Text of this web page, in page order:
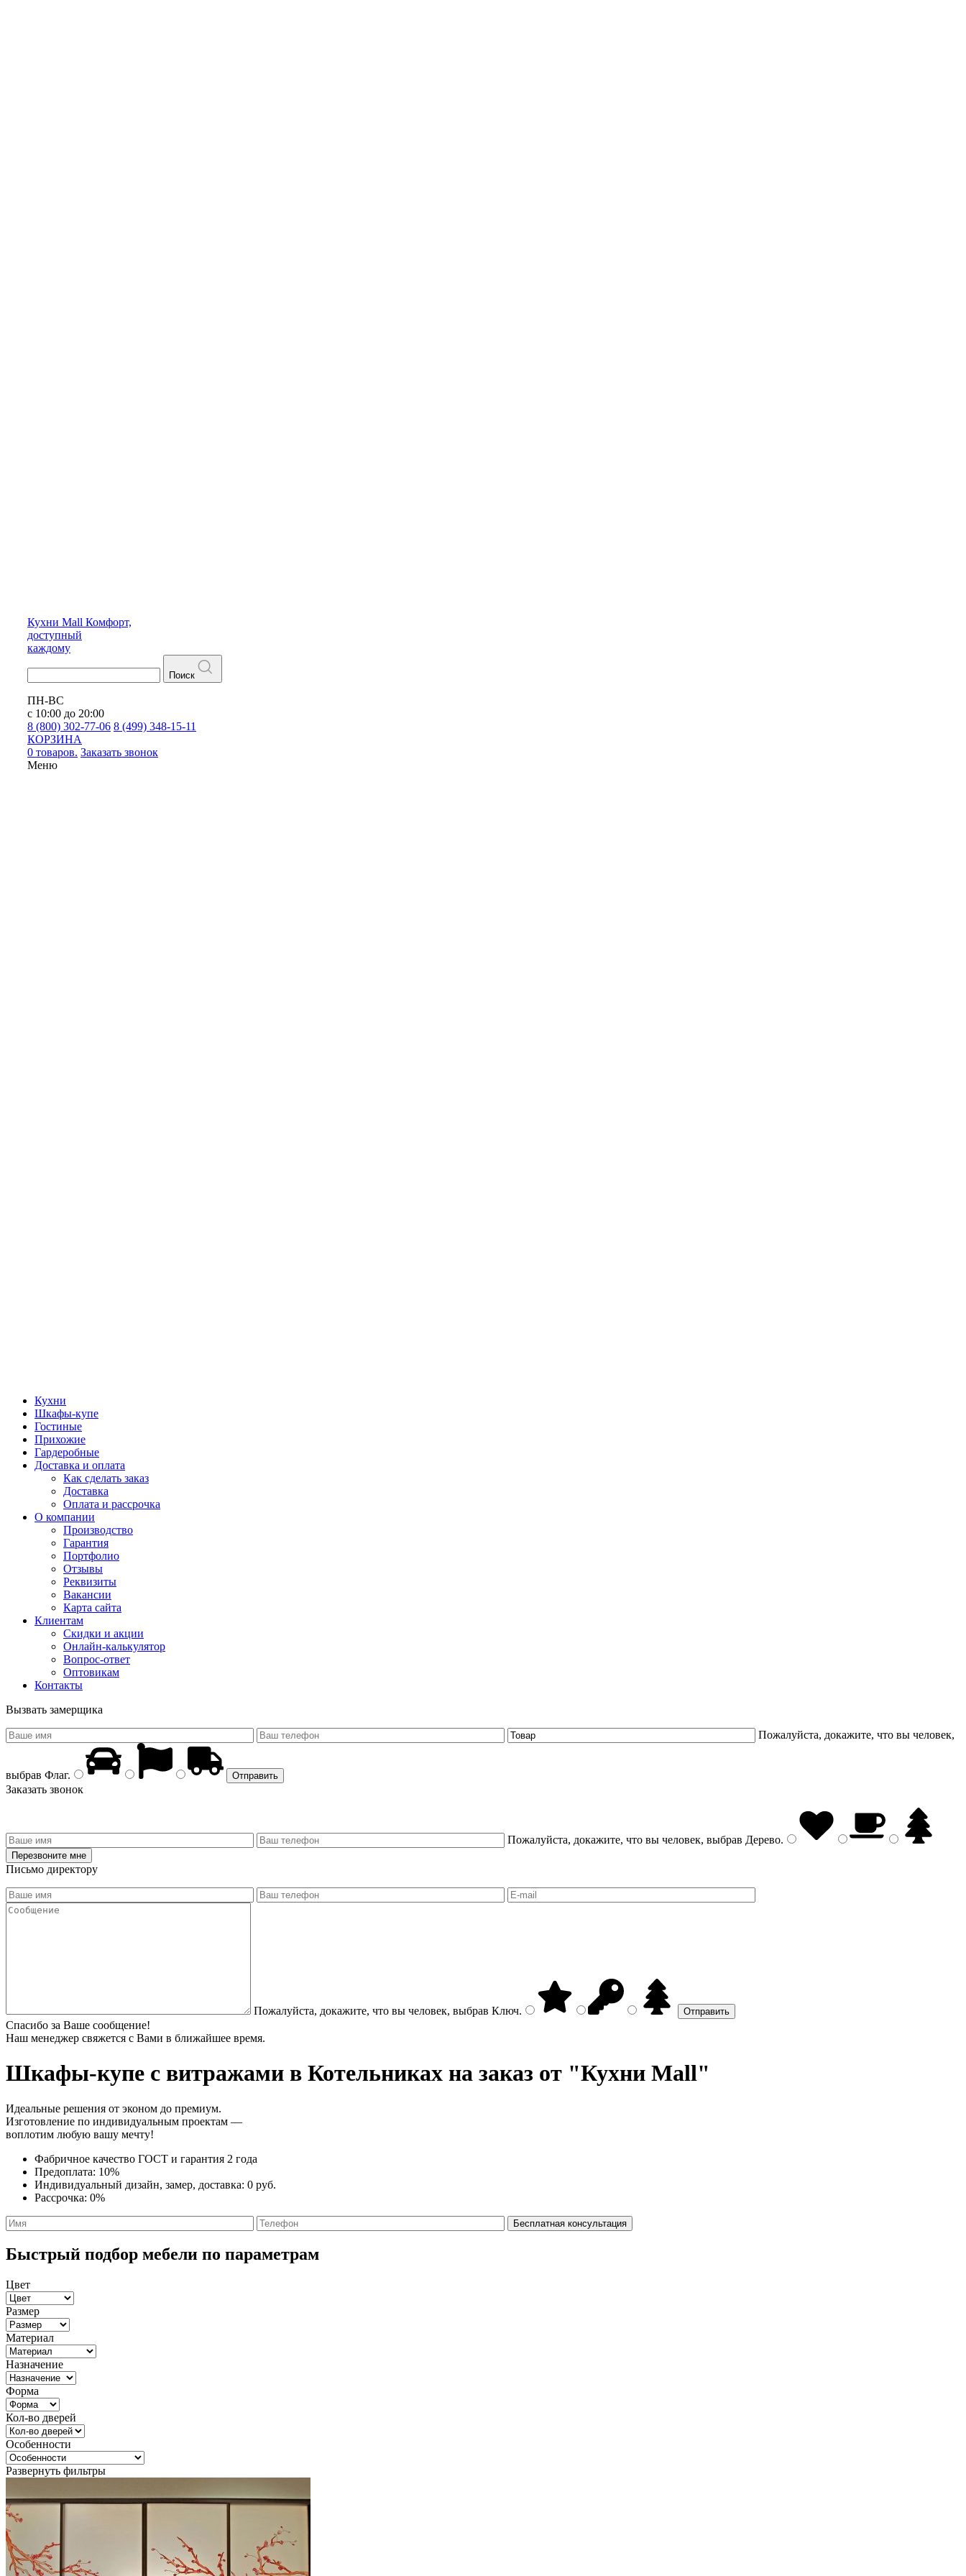
Кухни Mall Комфорт,
доступный
каждому
Поиск
ПН-ВС
с 10:00 до 20:00
8 (800) 302-77-06 8 (499) 348-15-11
КОРЗИНА
0 товаров. Заказать звонок
Меню
Кухни
Шкафы-купе
Гостиные
Прихожие
Гардеробные
Доставка и оплата
Как сделать заказ
Доставка
Оплата и рассрочка
О компании
Производство
Гарантия
Портфолио
Отзывы
Реквизиты
Вакансии
Карта сайта
Клиентам
Скидки и акции
Онлайн-калькулятор
Вопрос-ответ
Оптовикам
Контакты
Вызвать замерщика
Пожалуйста, докажите, что вы человек,
выбрав Флаг.
Заказать звонок
Пожалуйста, докажите, что вы человек, выбрав Дерево.
Письмо директору
Пожалуйста, докажите, что вы человек, выбрав Ключ.
Спасибо за Ваше сообщение!
Наш менеджер свяжется с Вами в ближайшее время.
Шкафы-купе с витражами в Котельниках на заказ от "Кухни Mall"
Идеальные решения от эконом до премиум.
Изготовление по индивидуальным проектам —
воплотим любую вашу мечту!
Фабричное качество ГОСТ и гарантия 2 года
Предоплата: 10%
Индивидуальный дизайн, замер, доставка: 0 руб.
Рассрочка: 0%
Быстрый подбор мебели по параметрам
Цвет
Размер
Материал
Назначение
Форма
Кол-во дверей
Особенности
Развернуть фильтры